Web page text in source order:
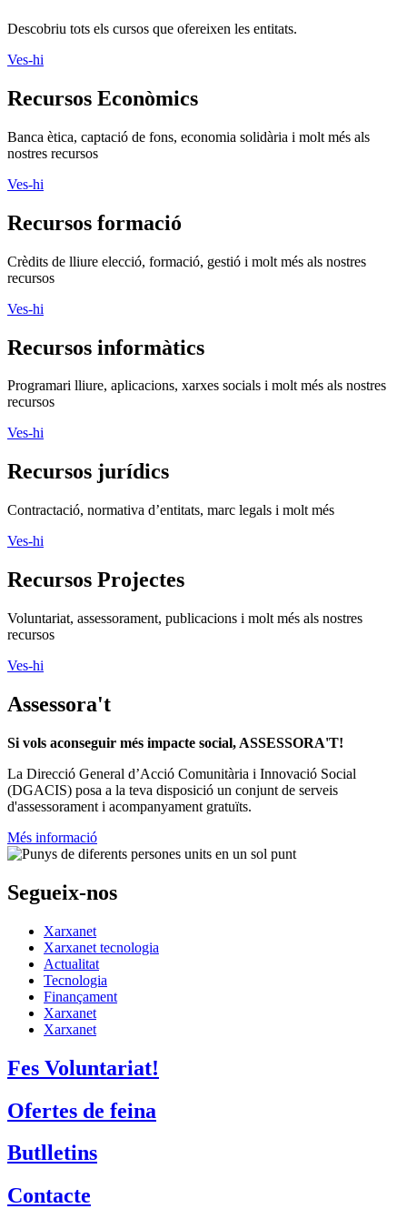
Descobriu tots els cursos que ofereixen les entitats.
Ves-hi
Recursos Econòmics
Banca ètica, captació de fons, economia solidària i molt més als
nostres recursos
Ves-hi
Recursos formació
Crèdits de lliure elecció, formació, gestió i molt més als nostres
recursos
Ves-hi
Recursos informàtics
Programari lliure, aplicacions, xarxes socials i molt més als nostres
recursos
Ves-hi
Recursos jurídics
Contractació, normativa d’entitats, marc legals i molt més
Ves-hi
Recursos Projectes
Voluntariat, assessorament, publicacions i molt més als nostres
recursos
Ves-hi
Assessora't
Si vols aconseguir més impacte social, ASSESSORA'T!
La Direcció General d’Acció Comunitària i Innovació Social
(DGACIS) posa a la teva disposició un conjunt de serveis
d'assessorament i acompanyament gratuïts.
Més informació
Segueix-nos
Xarxanet
Xarxanet tecnologia
Actualitat
Tecnologia
Finançament
Xarxanet
Xarxanet
Fes Voluntariat!
Ofertes de feina
Butlletins
Contacte